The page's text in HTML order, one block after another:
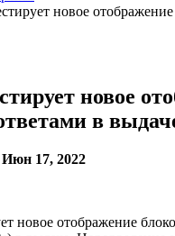
новое
новое
в
Июн 17, 2022
новое отображение